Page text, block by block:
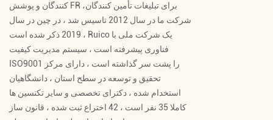
کنندگان و پوشش FR برای تبلیغات تأمین کنندگان،
شرکت ما در سال 2012 تاسیس شد ، در چین در سال
2019 ذکر شده است ، Ruico یک شرکت ملی با
فناوری پیشرفته است ، سیستم مدیریت کیفیت
ISO9001 را پشت سر گذاشته است ، دارای مرکز
تحقیق و توسعه در سطح استان ، دانشگاهیان
استخدام شده ، دکترای تخصصی و سایر تکنسین ها
کاملا 35 نفر است ، 42 اختراع ثبت شده ، قانون ساز